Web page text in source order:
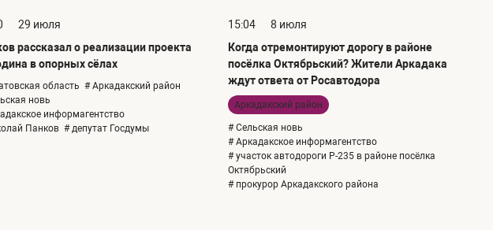
29 июля
рассказал о реализации проекта
в опорных сёлах
область # Аркадакский район
новь
информагентство
Панков # депутат Госдумы
15:04
8 июля
Когда отремонтируют дорогу в районе
посёлка Октябрьский? Жители Аркадака
ждут ответа от Росавтодора
Аркадакский район
# Сельская новь
# Аркадакское информагентство
# участок автодороги Р-235 в районе посёлка
Октябрьский
# прокурор Аркадакского района